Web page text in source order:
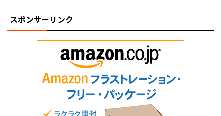
スポンサーリンク